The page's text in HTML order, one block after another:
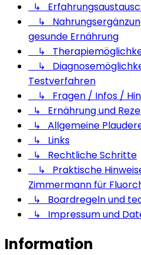
↳
↳
gesunde Ernährung
↳
↳
Testverfahren
↳ Fragen / Infos /
↳ Ernährung und
↳ Allgemeine
↳ Links
↳ Rechtliche Schritte
↳ Praktische
Zimmermann für
↳ Boardregeln und
↳ Impressum und
Information